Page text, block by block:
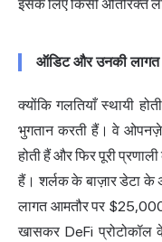
इसके लिए किसी अतिरिक्त
ऑडिट और उनकी लागत
क्योंकि गलतियाँ स्थायी
भुगतान करती हैं। वे
होती हैं और फिर पूरी
हैं।शर्लकके बाज़ार डेटा के
लागत आमतौर पर
खासकर DeFi प्रोटोकॉल